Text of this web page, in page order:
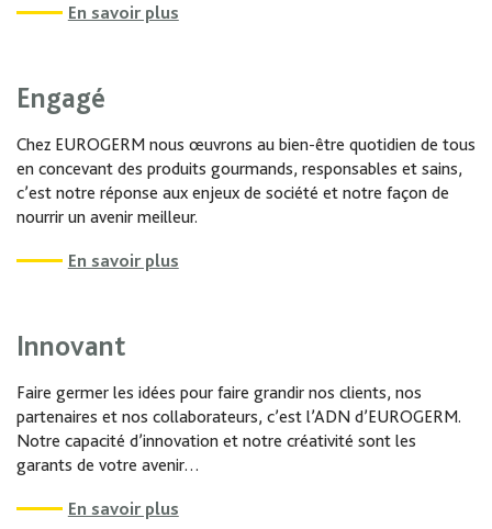
En savoir plus
Engagé
Chez EUROGERM nous œuvrons au bien-être quotidien de tous
en concevant des produits gourmands, responsables et sains,
c’est notre réponse aux enjeux de société et notre façon de
nourrir un avenir meilleur.
En savoir plus
Innovant
Faire germer les idées pour faire grandir nos clients, nos
partenaires et nos collaborateurs, c’est l’ADN d’EUROGERM.
Notre capacité d’innovation et notre créativité sont les
garants de votre avenir…
En savoir plus